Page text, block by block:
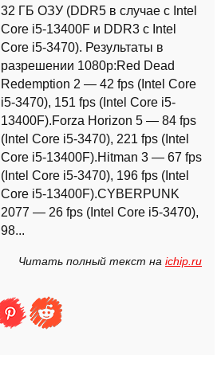
32 ГБ ОЗУ (DDR5 в случае с Intel
Core i5-13400F и DDR3 с Intel
Core i5-3470). Результаты в
разрешении 1080p:Red Dead
Redemption 2 — 42 fps (Intel Core
i5-3470), 151 fps (Intel Core i5-
13400F).Forza Horizon 5 — 84 fps
(Intel Core i5-3470), 221 fps (Intel
Core i5-13400F).Hitman 3 — 67 fps
(Intel Core i5-3470), 196 fps (Intel
Core i5-13400F).CYBERPUNK
2077 — 26 fps (Intel Core i5-3470),
98...
Читать полный текст на ichip.ru